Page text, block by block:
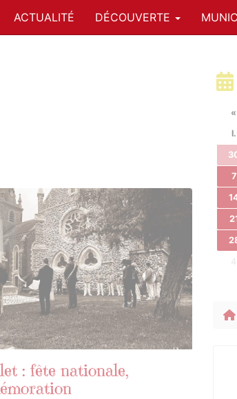
ACTUALITÉ DÉCOUVERTE
: fête nationale,
«
l.
7
4